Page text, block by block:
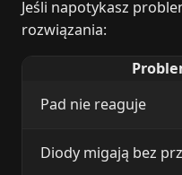
Jeśli napotykasz
rozwiązania:
Pad nie reaguje
Diody migają bez